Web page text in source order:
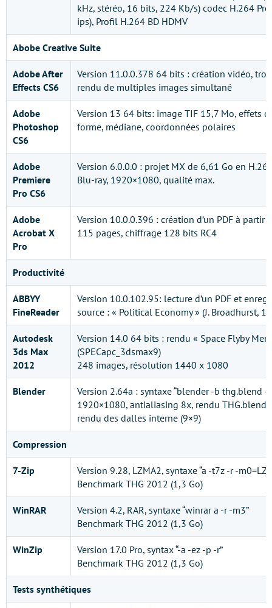
kHz, stéréo, 16 bits, 224 Kb/s) codec H.264
ips), Profil H.264 BD HDMV
Abobe Creative Suite
Adobe After
Effects CS6
Version 11.0.0.378 64 bits : création vidéo,
rendu de multiples images simultané
Adobe
Photoshop
CS6
Version 13 64 bits: image TIF 15,7 Mo, effets
forme, médiane, coordonnées polaires
Adobe
Premiere
Pro CS6
Version 6.0.0.0 : projet MX de 6,61 Go en
Blu-ray, 1920×1080, qualité max.
Adobe
Acrobat X
Pro
Version 10.0.0.396 : création d’un PDF à partir
115 pages, chiffrage 128 bits RC4
Productivité
ABBYY
FineReader
Version 10.0.102.95: lecture d’un PDF et
source : « Political Economy » (J. Broadhurst,
Autodesk
3ds Max
2012
Version 14.0 64 bits : rendu « Space Flyby
(SPECapc_3dsmax9)
248 images, résolution 1440 x 1080
Blender
Version 2.64a : syntaxe “blender -b thg.blend -
1920×1080, antialiasing 8x, rendu THG.blend,
rendu des dalles interne (9×9)
Compression
7-Zip
Version 9.28, LZMA2, syntaxe “a -t7z -r -
Benchmark THG 2012 (1,3 Go)
WinRAR
Version 4.2, RAR, syntaxe “winrar a -r -m3”
Benchmark THG 2012 (1,3 Go)
WinZip
Version 17.0 Pro, syntax “-a -ez -p -r”
Benchmark THG 2012 (1,3 Go)
Tests synthétiques